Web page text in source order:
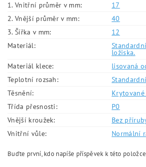
1. Vnitřní průměr v mm:
17
2. Vnější průměr v mm:
40
3. Šířka v mm:
12
Materiál:
ložiska.
Materiál klece:
lisovaná
Teplotní rozsah:
Těsnění:
Třída přesnosti:
P0
Vnější kroužek:
Bez
Vnitřní vůle:
Normální
Buďte první, kdo napíše příspěvek k této